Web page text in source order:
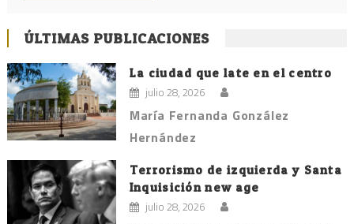
ÚLTIMAS PUBLICACIONES
La ciudad que late en el centro
julio 28, 2026
María Fernanda González
Hernández
Terrorismo de izquierda y Santa
Inquisición new age
julio 28, 2026